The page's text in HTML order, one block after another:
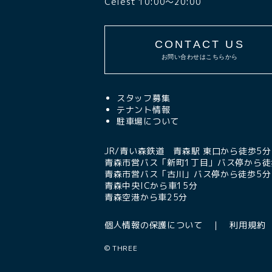
CONTACT US
お問い合わせはこちらから
スタッフ募集
テナント情報
駐車場について
JR/青い森鉄道 青森駅 東口から徒歩5分
青森市営バス「新町1丁目」バス停から
青森市営バス「古川」バス停から徒歩5分
青森中央ICから車15分
青森空港から車25分
個人情報の保護について 利用規約
©THREE